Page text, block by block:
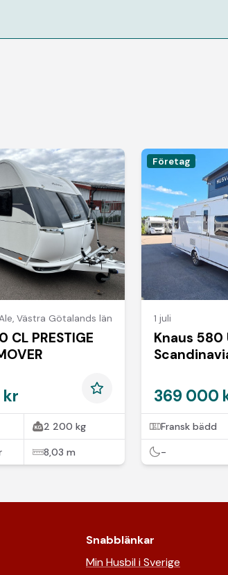
, Västra Götalands län
CL PRESTIGE
2 200 kg
8,03 m
Företag
1 juli
Knaus 580
369 000
Fransk bädd
-
Snabblänkar
Min Husbil i Sverige